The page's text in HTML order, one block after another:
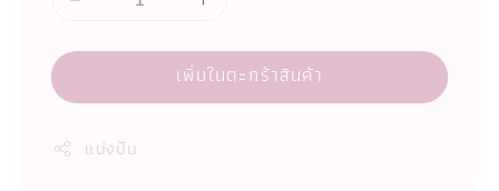
เพิ่มในตะกร้าสินค้า
แบ่งปัน